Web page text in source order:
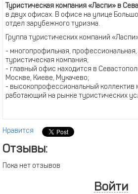
Туристическая компания «Ласпи» в
в двух офисах. В офисе на улице
отдел зарубежного туризма.
Группа туристических компаний
- многопрофильная,
туристическая компания;
- главный офис находится в
Москве, Киеве, Мукачево;
- высокопрофессиональный коллектив
работающий на рынке туристических
Нравится
Отзывы:
Пока нет отзывов
Войти